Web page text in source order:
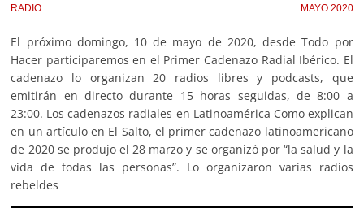
RADIO MAYO 2020
El próximo domingo, 10 de mayo de 2020, desde Todo por
Hacer participaremos en el Primer Cadenazo Radial Ibérico. El
cadenazo lo organizan 20 radios libres y podcasts, que
emitirán en directo durante 15 horas seguidas, de 8:00 a
23:00. Los cadenazos radiales en Latinoamérica Como explican
en un artículo en El Salto, el primer cadenazo latinoamericano
de 2020 se produjo el 28 marzo y se organizó por “la salud y la
vida de todas las personas”. Lo organizaron varias radios
rebeldes